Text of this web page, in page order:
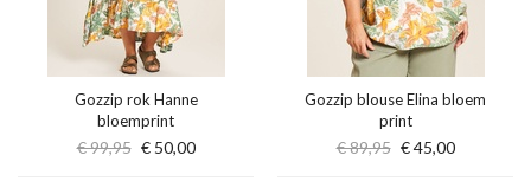
Gozzip rok Hanne
bloemprint
€ 99,95 € 50,00
Gozzip blouse Elina bloem
print
€ 89,95 € 45,00